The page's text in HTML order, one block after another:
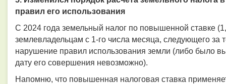
правил его использования
С 2024 года земельный налог по повышенной ставке
землевладельцам с 1-го числа месяца, следующего
нарушение правил использования земли (либо было
дату его совершения невозможно).
Напомню, что повышенная налоговая ставка